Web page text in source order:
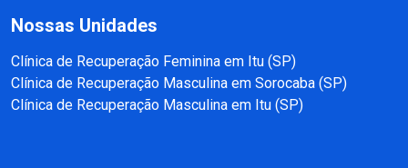
Nossas Unidades
Clínica de Recuperação Feminina em Itu (SP)
Clínica de Recuperação Masculina em Sorocaba (SP)
Clínica de Recuperação Masculina em Itu (SP)